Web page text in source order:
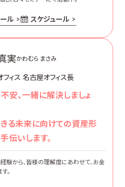
ル スケジュール
実かわむら まさみ
フィス 名古屋オフィス長
安、一緒に解決しましょ
る未来に向けての資産形
伝いします。
験から、皆様の理解度にあわせて、お金
。